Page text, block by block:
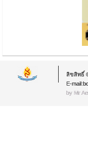
ลิขสิทธิ์
E-
by